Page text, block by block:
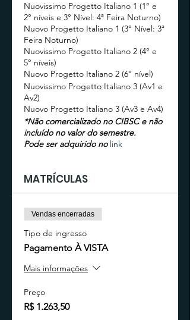
Nuovissimo Progetto Italiano 1 (1° e
2° níveis e 3° Nível: 4ª Feira Noturno)
Nuovo Progetto Italiano 1 (3° Nível: 3ª
Feira Noturno)
Nuovissimo Progetto Italiano 2 (4° e
5° níveis)
Nuovo Progetto Italiano 2 (6° nível)
Nuovissimo Progetto Italiano 3 (Av1 e
Av2)
Nuovo Progetto Italiano 3 (Av3 e Av4)
*Não comercializado no CIBSC e não
incluído no valor do semestre.
Pode ser adquirido no link
MATRÍCULAS
Vendas encerradas
Tipo de ingresso
Pagamento À VISTA
Mais informações
Preço
R$ 1.263,50